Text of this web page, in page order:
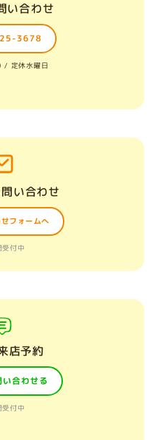
い合わせ
3678
定休水曜日
い合わせ
フォームへ
付中
店予約
合わせる
付中